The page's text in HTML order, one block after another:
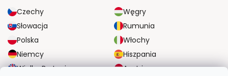
Czechy
Węgry
Słowacja
Rumunia
Polska
Włochy
Niemcy
Hiszpania
Wielka Brytania
Austria